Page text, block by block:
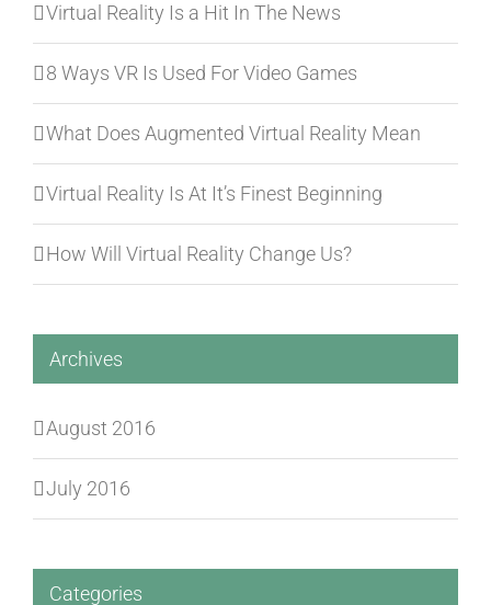
Virtual Reality Is a Hit In The News
8 Ways VR Is Used For Video Games
What Does Augmented Virtual Reality Mean
Virtual Reality Is At It’s Finest Beginning
How Will Virtual Reality Change Us?
Archives
August 2016
July 2016
Categories